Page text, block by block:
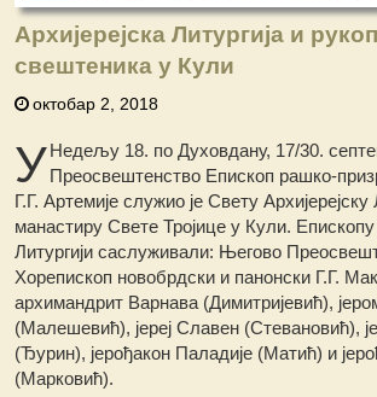
Архијерејска Литургија и
свештеника у Кули
октобар 2, 2018
УНедељу 18. по Духовдану, 17/30.
Преосвештенство Епископ рашко-
Г.Г. Артемије служио је Свету Архијерејску
манастиру Свете Тројице у Кули.
Литургији саслуживали: Његово
Хорепископ новобрдски и панонски Г.Г.
архимандрит Варнава (Димитријевић),
(Малешевић), јереј Славен (Стевановић),
(Ђурин), јерођакон Паладије (Матић) и
(Марковић).